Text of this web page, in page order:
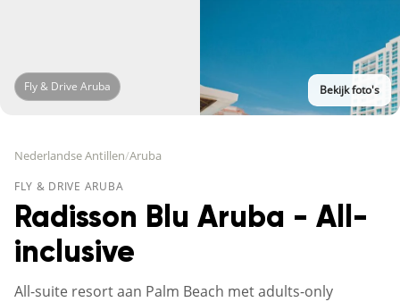
Fly & Drive Aruba Bekijk foto's
Nederlandse Antillen/Aruba
FLY & DRIVE ARUBA
Radisson Blu Aruba - All-
inclusive
All-suite resort aan Palm Beach met adults-only